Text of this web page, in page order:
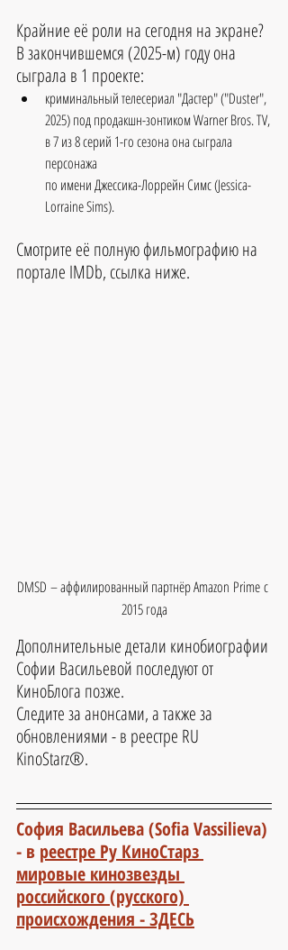
Крайние её роли на сегодня на экране?
В закончившемся (2025-м) году она
сыграла в 1 проекте:
криминальный телесериал "Дастер" ("Duster",
2025) под продакшн-зонтиком Warner Bros. TV,
в 7 из 8 серий 1-го сезона она сыграла
персонажа
по имени Джессика-Лоррейн Симс (Jessica-
Lorraine Sims).
Смотрите её полную фильмографию на
портале IMDb, ссылка ниже.
DMSD – аффилированный партнёр Amazon Prime с
2015 года
Дополнительные детали кинобиографии
Софии Васильевой последуют от
КиноБлога позже.
Следите за анонсами, а также за
обновлениями - в реестре RU
KinoStarz®.
София Васильева (Sofia Vassilieva)
- в реестре Ру КиноСтарз
мировые кинозвезды
российского (русского)
происхождения - ЗДЕСЬ